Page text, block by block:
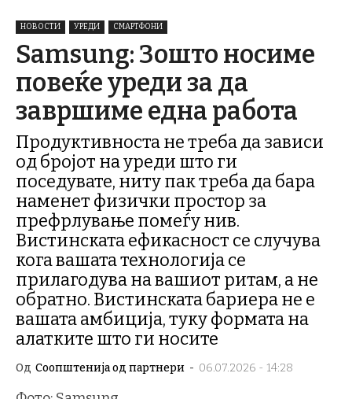
НОВОСТИ УРЕДИ СМАРТФОНИ
Samsung: Зошто носиме
повеќе уреди за да
завршиме една работа
Продуктивноста не треба да зависи
од бројот на уреди што ги
поседувате, ниту пак треба да бара
наменет физички простор за
префрлување помеѓу нив.
Вистинската ефикасност се случува
кога вашата технологија се
прилагодува на вашиот ритам, а не
обратно. Вистинската бариера не е
вашата амбиција, туку формата на
алатките што ги носите
Од Соопштенија од партнери - 06.07.2026 - 14:28